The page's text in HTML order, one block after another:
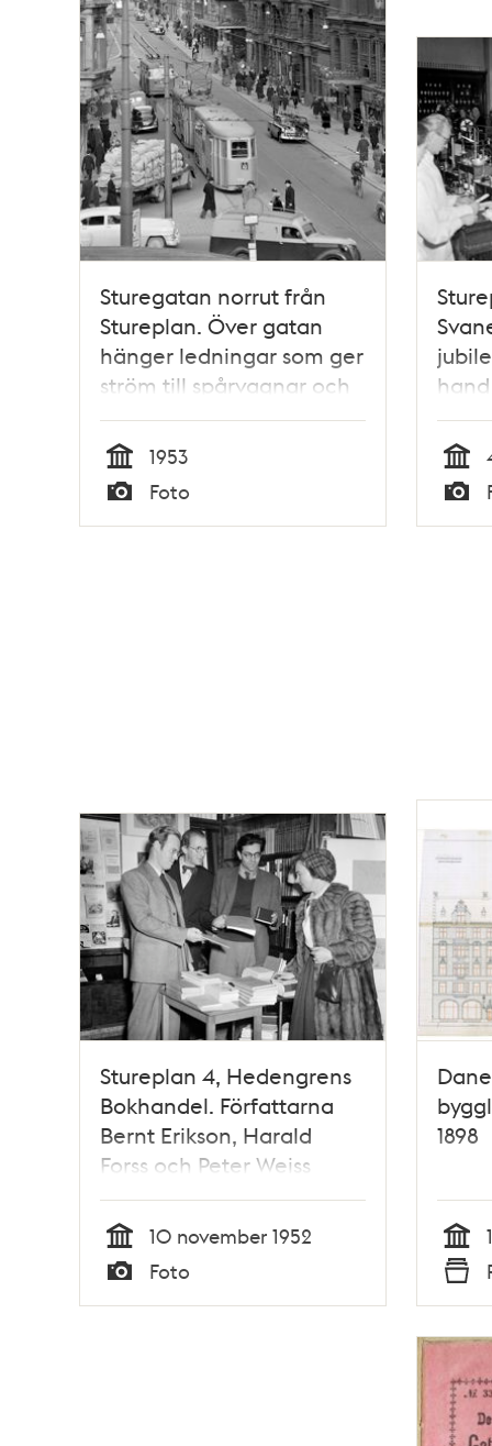
Sturegatan norrut från
Stureplan. Över gatan
hänger ledningar som ger
ström till spårvagnar och
trådbussar
Tid
1953
Typ
Foto Tid
Typ
Stureplan 4, Hedengrens
Bokhandel. Författarna
Bernt Erikson, Harald
Forss och Peter Weiss
försöker sälja sina alster
bakom en provisorisk disk,
""Poets corner"", under
Bokens Vecka
Tid
10 november 1952
Typ
Foto
1898
Tid
Typ